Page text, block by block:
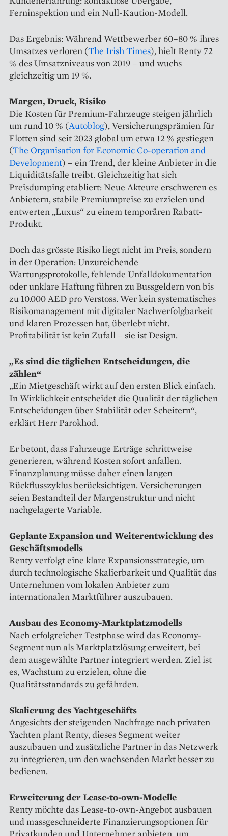
Ferninspektion und ein Null-Kaution-Modell.
Das Ergebnis: Während Wettbewerber 60–80 % ihres
Umsatzes verloren (The Irish Times), hielt Renty 72
% des Umsatzniveaus von 2019 – und wuchs
gleichzeitig um 19 %.
Margen, Druck, Risiko
Die Kosten für Premium-Fahrzeuge steigen jährlich
um rund 10 % (Autoblog), Versicherungsprämien für
Flotten sind seit 2023 global um etwa 12 % gestiegen
(The Organisation for Economic Co-operation and
Development) – ein Trend, der kleine Anbieter in die
Liquiditätsfalle treibt. Gleichzeitig hat sich
Preisdumping etabliert: Neue Akteure erschweren es
Anbietern, stabile Premiumpreise zu erzielen und
entwerten „Luxus“ zu einem temporären Rabatt-
Produkt.
Doch das grösste Risiko liegt nicht im Preis, sondern
in der Operation: Unzureichende
Wartungsprotokolle, fehlende Unfalldokumentation
oder unklare Haftung führen zu Bussgeldern von bis
zu 10.000 AED pro Verstoss. Wer kein systematisches
Risikomanagement mit digitaler Nachverfolgbarkeit
und klaren Prozessen hat, überlebt nicht.
Profitabilität ist kein Zufall – sie ist Design.
„Es sind die täglichen Entscheidungen, die
zählen“
„Ein Mietgeschäft wirkt auf den ersten Blick einfach.
In Wirklichkeit entscheidet die Qualität der täglichen
Entscheidungen über Stabilität oder Scheitern“,
erklärt Herr Parokhod.
Er betont, dass Fahrzeuge Erträge schrittweise
generieren, während Kosten sofort anfallen.
Finanzplanung müsse daher einen langen
Rückflusszyklus berücksichtigen. Versicherungen
seien Bestandteil der Margenstruktur und nicht
nachgelagerte Variable.
Geplante Expansion und Weiterentwicklung des
Geschäftsmodells
Renty verfolgt eine klare Expansionsstrategie, um
durch technologische Skalierbarkeit und Qualität das
Unternehmen vom lokalen Anbieter zum
internationalen Marktführer auszubauen.
Ausbau des Economy-Marktplatzmodells
Nach erfolgreicher Testphase wird das Economy-
Segment nun als Marktplatzlösung erweitert, bei
dem ausgewählte Partner integriert werden. Ziel ist
es, Wachstum zu erzielen, ohne die
Qualitätsstandards zu gefährden.
Skalierung des Yachtgeschäfts
Angesichts der steigenden Nachfrage nach privaten
Yachten plant Renty, dieses Segment weiter
auszubauen und zusätzliche Partner in das Netzwerk
zu integrieren, um den wachsenden Markt besser zu
bedienen.
Erweiterung der Lease-to-own-Modelle
Renty möchte das Lease-to-own-Angebot ausbauen
und massgeschneiderte Finanzierungsoptionen für
Privatkunden und Unternehmer anbieten, um